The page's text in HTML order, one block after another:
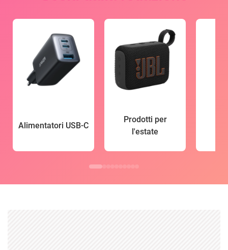
Alimentatori USB-C
Prodotti per
l'estate